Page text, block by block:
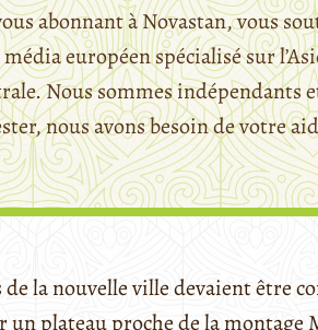
abonnant à Novastan, vous
européen spécialisé sur
Nous sommes indépendants
nous avons besoin de votre
de la nouvelle ville devaient être
un plateau proche de la